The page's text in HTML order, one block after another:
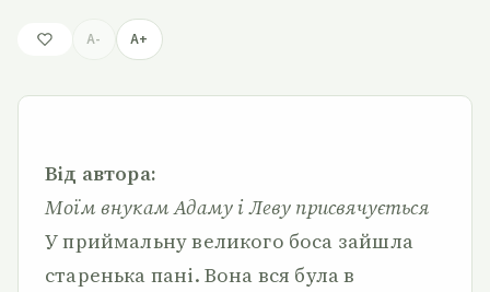
A- A+
Від автора:
Моїм внукам Адаму і Леву присвячується
У приймальну великого боса зайшла
старенька пані. Вона вся була в